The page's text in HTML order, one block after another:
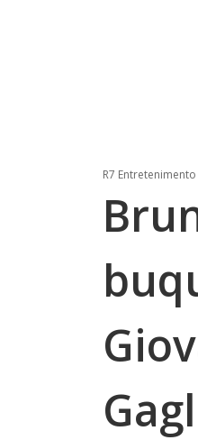
R7 Entretenimento